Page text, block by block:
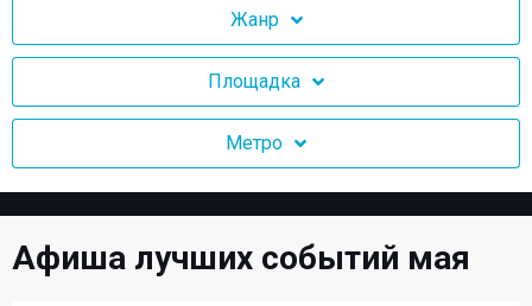
Жанр
Площадка
Метро
Афиша лучших событий мая